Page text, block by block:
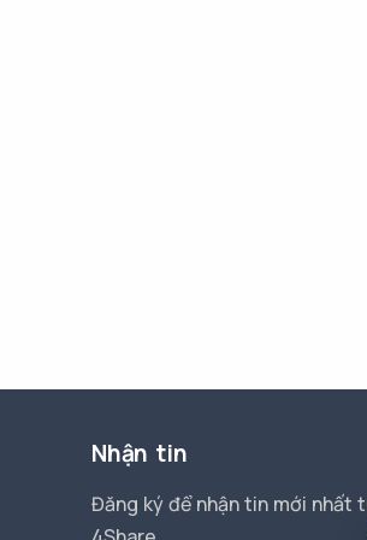
Nhận tin
Đăng ký để nhận tin mới nhất